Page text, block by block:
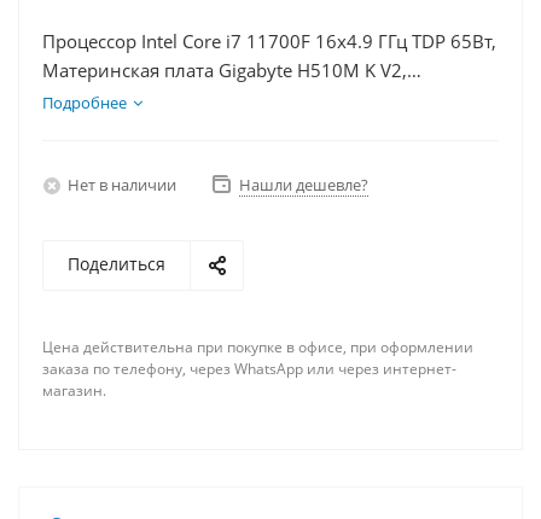
Процессор Intel Core i7 11700F 16x4.9 ГГц TDP 65Вт,
Материнская плата Gigabyte H510M K V2,
Видеокарта RTX 4060 8Гб, Память DDR4 16Gb,
Подробнее
Нет в наличии Нашли дешевле?
Поделиться
Цена действительна при покупке в офисе, при оформлении
заказа по телефону, через WhatsApp или через интернет-
магазин.